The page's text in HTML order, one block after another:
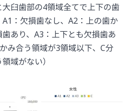
臼歯部の4領域全てで上下の歯
：欠損歯なし、A2：上の歯か
あり、A3：上下とも欠損歯あ
み合う領域が3領域以下、C分
域がない）